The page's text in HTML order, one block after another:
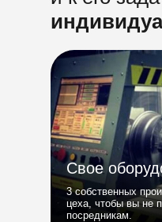
Свое
3 собственных
цеха, чтобы вы не
посредникам.